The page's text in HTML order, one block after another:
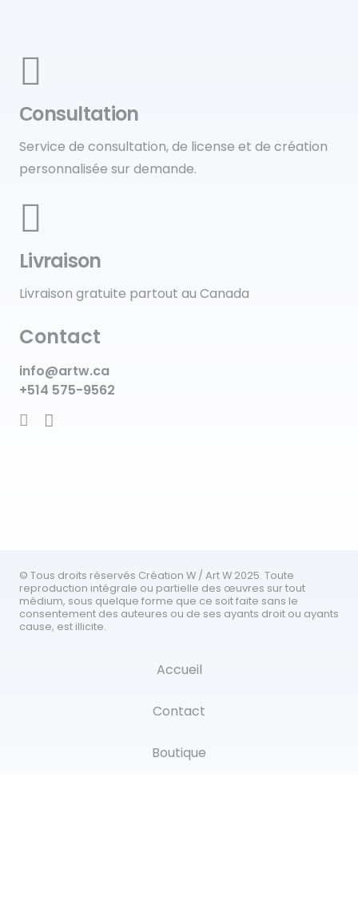
Сonsultation
Service de consultation, de license et de création
personnalisée sur demande.
Livraison
Livraison gratuite partout au Canada
Contact
info@artw.ca
+514 575-9562
© Tous droits réservés Création W / Art W 2025. Toute
reproduction intégrale ou partielle des œuvres sur tout
médium, sous quelque forme que ce soit faite sans le
consentement des auteures ou de ses ayants droit ou ayants
cause, est illicite.
Accueil
Contact
Boutique